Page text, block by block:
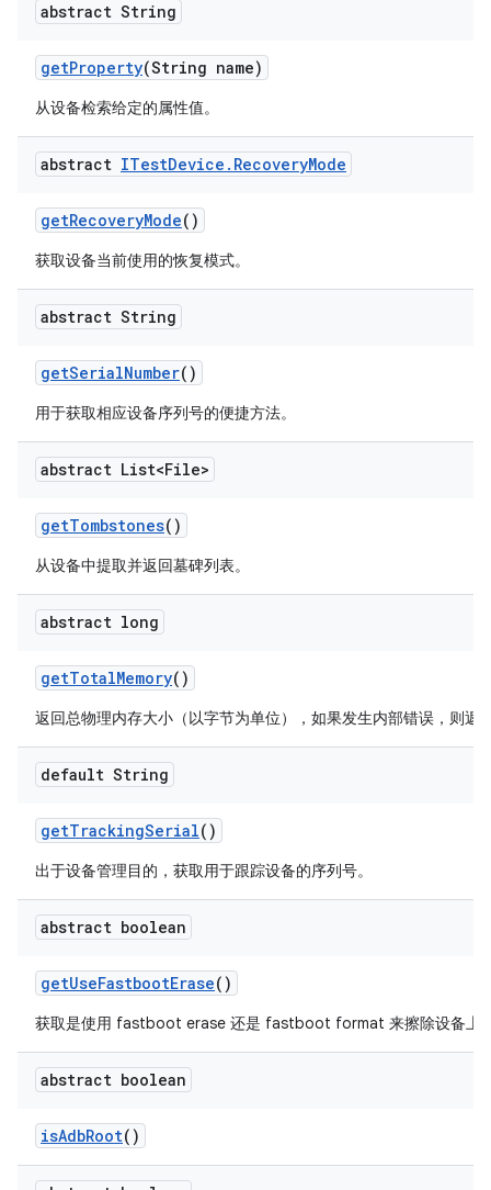
abstract String
getProperty(String name)
从设备检索给定的属性值。
abstract ITestDevice . RecoveryMode
getRecoveryMode()
获取设备当前使用的恢复模式。
abstract String
getSerialNumber()
用于获取相应设备序列号的便捷方法。
abstract List<File>
getTombstones()
从设备中提取并返回墓碑列表。
abstract long
getTotalMemory()
返回总物理内存大小（以字节为单位），如果发生内部错误，则返
default String
getTrackingSerial()
出于设备管理目的，获取用于跟踪设备的序列号。
abstract boolean
getUseFastbootErase()
获取是使用 fastboot erase 还是 fastboot format 来擦除设备上
abstract boolean
isAdbRoot()